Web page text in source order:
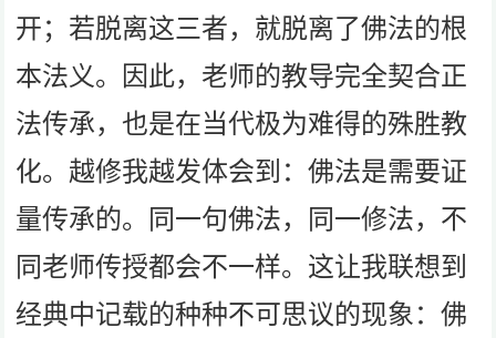
开；若脱离这三者，就脱离了佛法的根
本法义。因此，老师的教导完全契合正
法传承，也是在当代极为难得的殊胜教
化。越修我越发体会到：佛法是需要证
量传承的。同一句佛法，同一修法，不
同老师传授都会不一样。这让我联想到
经典中记载的种种不可思议的现象：佛